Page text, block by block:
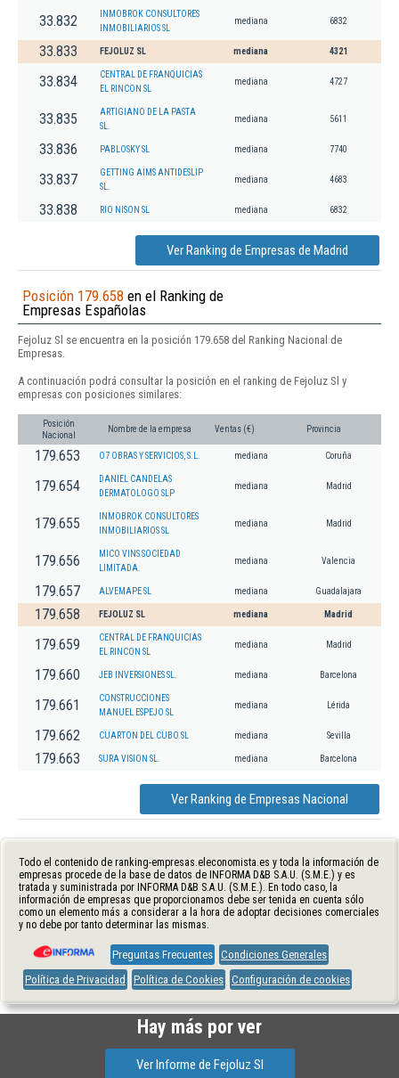
33.832
INMOBROK CONSULTORES
INMOBILIARIOS SL
mediana 6832
33.833 FEJOLUZ SL mediana 4321
33.834
CENTRAL DE FRANQUICIAS
EL RINCON SL
mediana 4727
33.835
ARTIGIANO DE LA PASTA
SL.
mediana 5611
33.836 PABLOSKY SL mediana 7740
33.837
GETTING AIMS ANTIDESLIP
SL.
mediana 4683
33.838 RIO NISON SL mediana 6832
Ver Ranking de Empresas de Madrid
Posición 179.658 en el Ranking de
Empresas Españolas
Fejoluz Sl se encuentra en la posición 179.658 del Ranking Nacional de
Empresas.
A continuación podrá consultar la posición en el ranking de Fejoluz Sl y
empresas con posiciones similares:
Posición
Nacional
Nombre de la empresa Ventas (€) Provincia
179.653 O7 OBRAS Y SERVICIOS, S.L. mediana Coruña
179.654
DANIEL CANDELAS
DERMATOLOGO SLP
mediana Madrid
179.655
INMOBROK CONSULTORES
INMOBILIARIOS SL
mediana Madrid
179.656
MICO VINS SOCIEDAD
LIMITADA.
mediana Valencia
179.657 ALVEMAPE SL mediana Guadalajara
179.658 FEJOLUZ SL mediana Madrid
179.659
CENTRAL DE FRANQUICIAS
EL RINCON SL
mediana Madrid
179.660 JEB INVERSIONES SL. mediana Barcelona
179.661
CONSTRUCCIONES
MANUEL ESPEJO SL
mediana Lérida
179.662 CUARTON DEL CUBO SL mediana Sevilla
179.663 SURA VISION SL. mediana Barcelona
Ver Ranking de Empresas Nacional
Todo el contenido de ranking-empresas.eleconomista.es y toda la información de
empresas procede de la base de datos de INFORMA D&B S.A.U. (S.M.E.) y es
tratada y suministrada por INFORMA D&B S.A.U. (S.M.E.). En todo caso, la
información de empresas que proporcionamos debe ser tenida en cuenta sólo
como un elemento más a considerar a la hora de adoptar decisiones comerciales
y no debe por tanto determinar las mismas.
Preguntas Frecuentes Condiciones Generales
Política de Privacidad
Política de Cookies Configuración de cookies
Hay más por ver
Ver Informe de Fejoluz Sl